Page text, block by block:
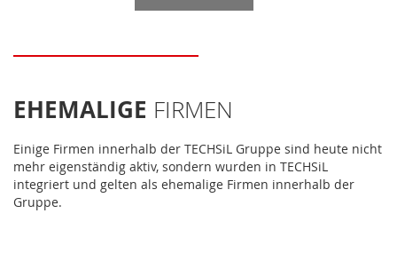
EHEMALIGE FIRMEN
Einige Firmen innerhalb der TECHSiL Gruppe sind heute nicht
mehr eigenständig aktiv, sondern wurden in TECHSiL
integriert und gelten als ehemalige Firmen innerhalb der
Gruppe.